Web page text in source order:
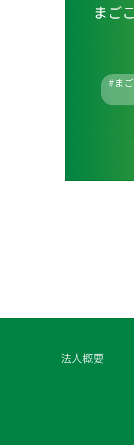
まご
#ま
法人概要